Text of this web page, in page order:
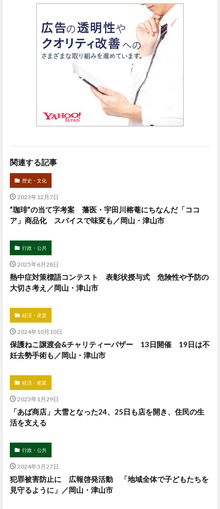
関連する記事
歴史・文化
2023年12月7日
”珈琲”の当て字考案 藩医・宇田川榕菴にちなんだ「ココ
ア」商品化 スパイスで味変も／岡山・津山市
行政・公共
2025年6月28日
熱中症対策標語コンテスト 表彰状授与式 危険性や予防の
大切さ考え／岡山・津山市
経済・産業
2024年10月10日
保護ねこ譲渡会&チャリティーバザー 13日開催 19日は不
妊去勢手術も／岡山・津山市
経済・産業
2023年1月29日
「あば商店」大雪となった24、25日も店を開き、住民の生
活を支える
行政・公共
2024年3月27日
犯罪被害防止に 広報啓発活動 「地域全体で子どもたちを
見守るように」／岡山・津山市